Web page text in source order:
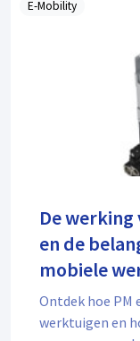
E-Mobility
De
en de
mobiele
Ontdek hoe
werktuigen en